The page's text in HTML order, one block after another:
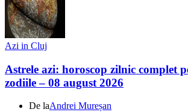
Azi in Cluj
Astrele azi: horoscop zilnic complet
zodiile – 08 august 2026
De laAndrei Mureșan